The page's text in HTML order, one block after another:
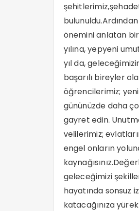
önemini anlatan bir
yılına, yepyeni
yıl da,
başarılı bireyler
öğrencilerimiz; yeni
gününüzde daha
gayret edin.
velilerimiz;
engel onların
geleceğimizi
hayatında sonsuz
katacağınıza